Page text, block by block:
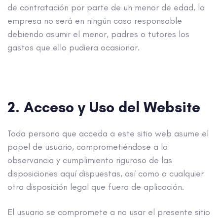
de contratación por parte de un menor de edad, la
empresa no será en ningún caso responsable
debiendo asumir el menor, padres o tutores los
gastos que ello pudiera ocasionar.
2. Acceso y Uso del Website
Toda persona que acceda a este sitio web asume el
papel de usuario, comprometiéndose a la
observancia y cumplimiento riguroso de las
disposiciones aquí dispuestas, así como a cualquier
otra disposición legal que fuera de aplicación.
El usuario se compromete a no usar el presente sitio